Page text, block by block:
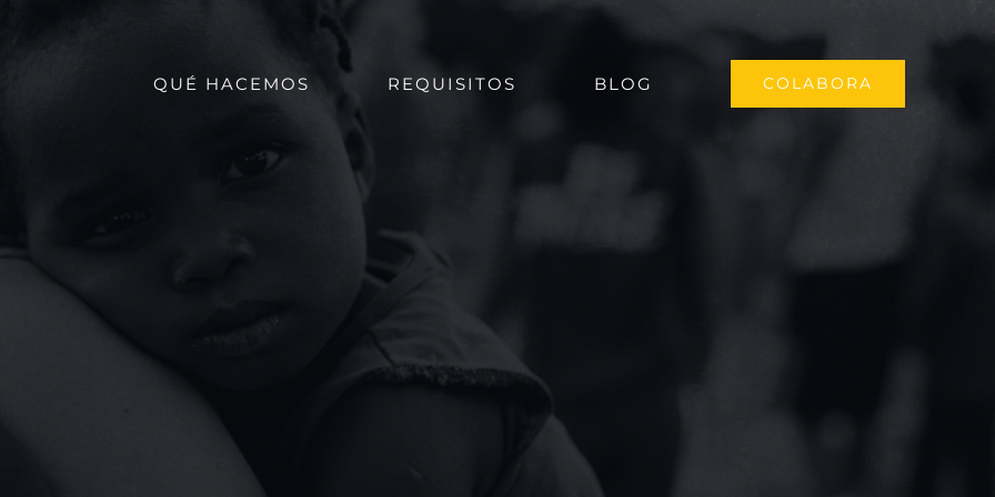
QUÉ HACEMOS REQUISITOS BLOG COLABORA